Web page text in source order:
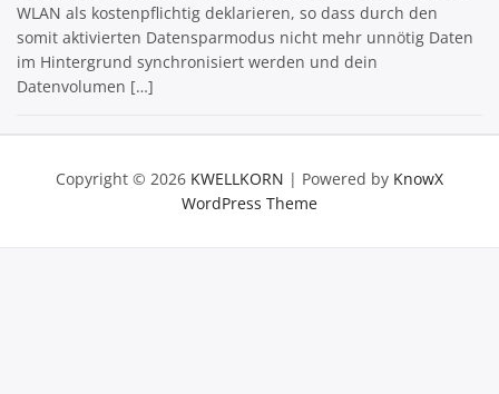
WLAN als kostenpflichtig deklarieren, so dass durch den
somit aktivierten Datensparmodus nicht mehr unnötig Daten
im Hintergrund synchronisiert werden und dein
Datenvolumen […]
Copyright © 2026 KWELLKORN | Powered by KnowX
WordPress Theme